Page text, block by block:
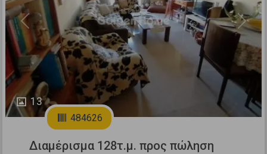
13
Previous Next
484626
Διαμέρισμα 128τ.μ. προς πώληση